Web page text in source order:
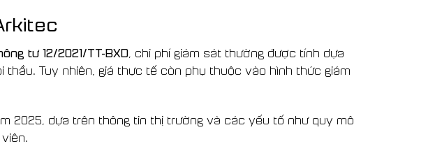
tư 12/2021/TT-BXD , chi phí giám sát thường được tính dựa
Tuy nhiên, giá thực tế còn phụ thuộc vào hình thức giám
2025, dựa trên thông tin thị trường và các yếu tố như quy mô